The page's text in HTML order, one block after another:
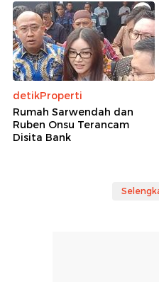
detikProperti
Rumah Sarwendah dan
Ruben Onsu Terancam
Disita Bank